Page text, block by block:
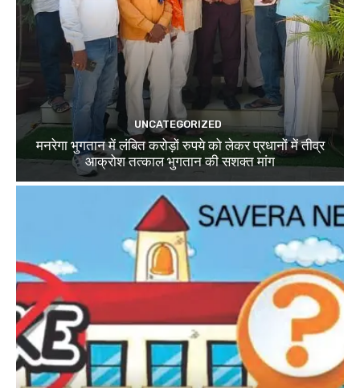
UNCATEGORIZED
मनरेगा भुगतान में लंबित करोड़ों रुपये को लेकर प्रधानों में तीव्र
आक्रोश तत्काल भुगतान की सशक्त मांग